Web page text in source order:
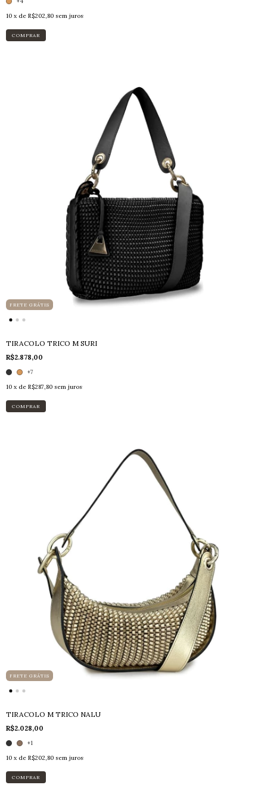
10 x de R$202,80 sem juros
COMPRAR
FRETE GRÁTIS
TIRACOLO TRICO M SURI
R$2.878,00
+7
10 x de R$287,80 sem juros
COMPRAR
FRETE GRÁTIS
TIRACOLO M TRICO NALU
R$2.028,00
+1
10 x de R$202,80 sem juros
COMPRAR